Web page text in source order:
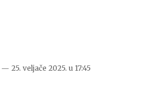
— 25. veljače 2025. u 17:45